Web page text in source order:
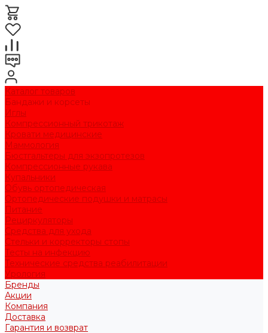
Каталог товаров
Бандажи и корсеты
Иглы
Компрессионный трикотаж
Кровати медицинские
Маммология
Бюстгальтеры для экзопротезов
Компрессионные рукава
Купальники
Обувь ортопедическая
Ортопедические подушки и матрасы
Питание
Рециркуляторы
Средства для ухода
Стельки и корректоры стопы
Тесты на инфекцию
Технические средства реабилитации
Урология
Бренды
Акции
Компания
Доставка
Гарантия и возврат